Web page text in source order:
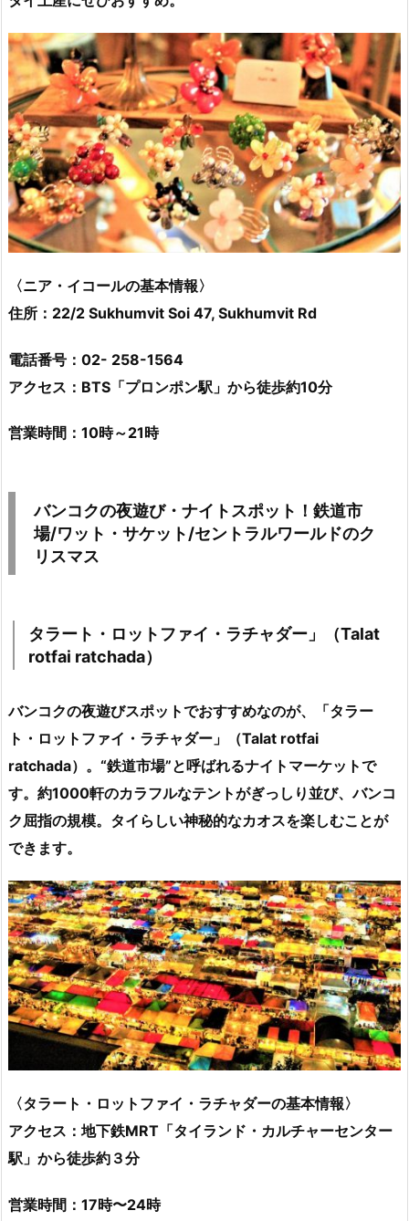
〈ニア・イコールの基本情報〉
住所： 22/2 Sukhumvit Soi 47, Sukhumvit Rd
電話番号： 02- 258-1564
アクセス：BTS「プロンポン駅」から徒歩約10分
営業時間：10時～21時
バンコクの夜遊び・ナイトスポット！鉄道市
場/ワット・サケット/セントラルワールドのク
リスマス
タラート・ロットファイ・ラチャダー」（Talat
rotfai ratchada）
バンコクの夜遊びスポットでおすすめなのが、「タラー
ト・ロットファイ・ラチャダー」（Talat rotfai
ratchada）。“鉄道市場”と呼ばれるナイトマーケットで
す。約1000軒のカラフルなテントがぎっしり並び、バンコ
ク屈指の規模。タイらしい神秘的なカオスを楽しむことが
できます。
〈タラート・ロットファイ・ラチャダーの基本情報〉
アクセス：地下鉄MRT「タイランド・カルチャーセンター
駅」から徒歩約３分
営業時間：17時〜24時